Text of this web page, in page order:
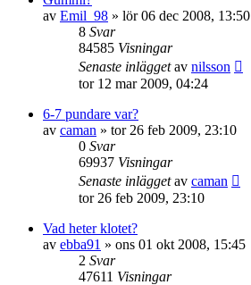
av Emil_98 » lör 06 dec 2008, 13:50
8 Svar
84585 Visningar
Senaste inläggetav nilsson
tor 12 mar 2009, 04:24
6-7 pundare var?
av caman » tor 26 feb 2009, 23:10
0 Svar
69937 Visningar
Senaste inläggetav caman
tor 26 feb 2009, 23:10
Vad heter klotet?
av ebba91 » ons 01 okt 2008, 15:45
2 Svar
47611 Visningar